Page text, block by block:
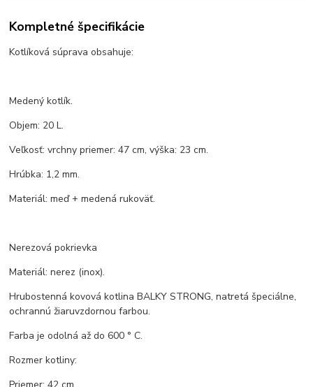
Kompletné špecifikácie
Kotlíková súprava obsahuje:
Medený kotlík.
Objem: 20 L.
Veľkosť: vrchny priemer: 47 cm, výška: 23 cm.
Hrúbka: 1,2 mm.
Materiál: meď + medená rukoväť.
Nerezová pokrievka
Materiál: nerez (inox).
Hrubostenná kovová kotlina BALKY STRONG, natretá špeciálne,
ochrannú žiaruvzdornou farbou.
Farba je odolná až do 600 ° C.
Rozmer kotliny:
Priemer: 42 cm.